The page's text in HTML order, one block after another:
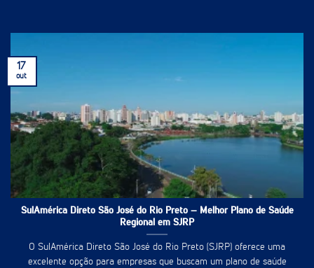
SulAmérica Direto São José do Rio Preto – Melhor Plano de Saúde
Regional em SJRP
O SulAmérica Direto São José do Rio Preto (SJRP) oferece uma
excelente opção para empresas que buscam um plano de saúde
17
out